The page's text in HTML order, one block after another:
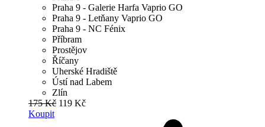
Praha 9 - Galerie Harfa Vaprio GO
Praha 9 - Letňany Vaprio GO
Praha 9 - NC Fénix
Příbram
Prostějov
Říčany
Uherské Hradiště
Ústí nad Labem
Zlín
175 Kč 119 Kč
Koupit